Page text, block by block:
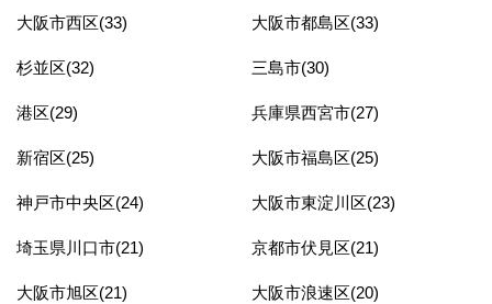
大阪市西区(33) 大阪市都島区(33)
杉並区(32) 三島市(30)
港区(29) 兵庫県西宮市(27)
新宿区(25) 大阪市福島区(25)
神戸市中央区(24) 大阪市東淀川区(23)
埼玉県川口市(21) 京都市伏見区(21)
大阪市旭区(21) 大阪市浪速区(20)